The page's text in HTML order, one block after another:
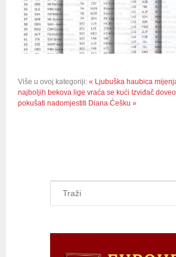
Više u ovoj kategoriji: « Ljubuška haubica
najboljih bekova lige vraća se kući Izviđač
pokušati nadomjestiti Diana Ćešku »